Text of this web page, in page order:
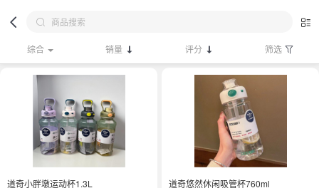
综合 销量 评分 筛选
道奇小胖墩运动杯1.3L
道奇悠然休闲吸管杯760ml